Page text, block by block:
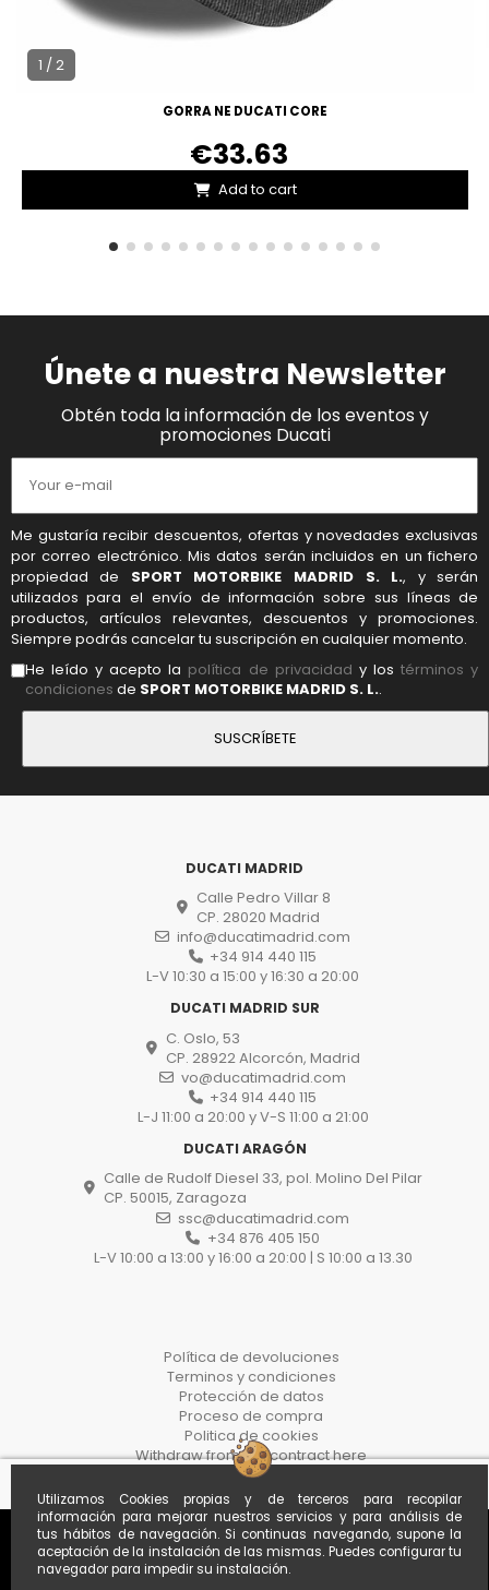
Utilizamos Cookies propias y de terceros para recopilar
información para mejorar nuestros servicios y para análisis de
tus hábitos de navegación. Si continuas navegando, supone la
aceptación de la instalación de las mismas. Puedes configurar tu
navegador para impedir su instalación.
1 / 2
GORRA NE DUCATI CORE
€33.63
Add to cart
Únete a nuestra Newsletter
Obtén toda la información de los eventos y
promociones Ducati
Me gustaría recibir descuentos, ofertas y novedades exclusivas
por correo electrónico. Mis datos serán incluidos en un fichero
propiedad de SPORT MOTORBIKE MADRID S. L., y serán
utilizados para el envío de información sobre sus líneas de
productos, artículos relevantes, descuentos y promociones.
Siempre podrás cancelar tu suscripción en cualquier momento.
He leído y acepto la política de privacidad y lostérminos y
condiciones de SPORT MOTORBIKE MADRID S. L..
DUCATI MADRID
Calle Pedro Villar 8
CP. 28020 Madrid
info@ducatimadrid.com
+34 914 440 115
L-V 10:30 a 15:00 y 16:30 a 20:00
DUCATI MADRID SUR
C. Oslo, 53
CP. 28922 Alcorcón, Madrid
vo@ducatimadrid.com
+34 914 440 115
L-J 11:00 a 20:00 y V-S 11:00 a 21:00
DUCATI ARAGÓN
Calle de Rudolf Diesel 33, pol. Molino Del Pilar
CP. 50015, Zaragoza
ssc@ducatimadrid.com
+34 876 405 150
L-V 10:00 a 13:00 y 16:00 a 20:00 | S 10:00 a 13.30
Política de devoluciones
Terminos y condiciones
Protección de datos
Proceso de compra
Politica de cookies
Withdraw from the contract here